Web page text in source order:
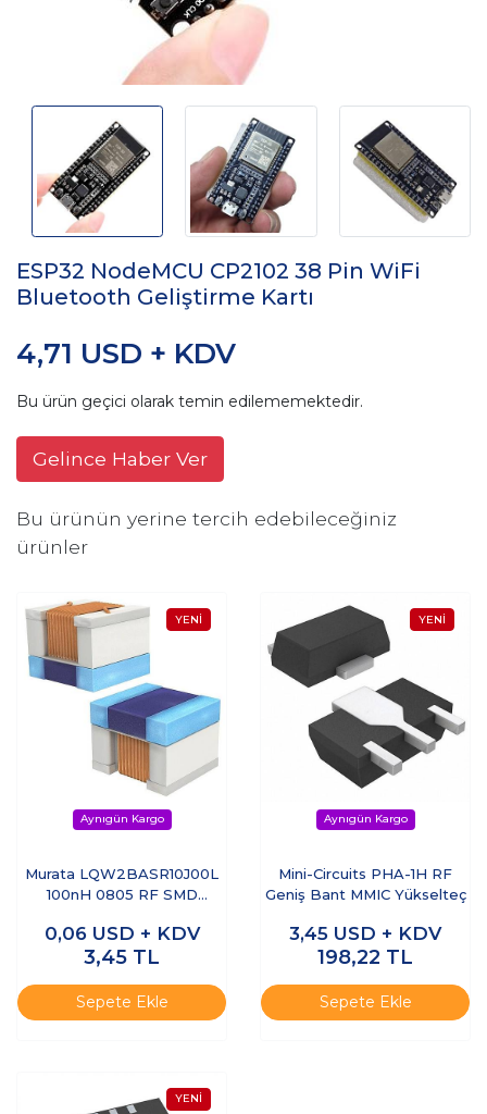
ESP32 NodeMCU CP2102 38 Pin WiFi
Bluetooth Geliştirme Kartı
4,71 USD + KDV
Bu ürün geçici olarak temin edilememektedir.
Gelince Haber Ver
Bu ürünün yerine tercih edebileceğiniz
ürünler
Murata LQW2BASR10J00L
100nH 0805 RF SMD
0,06 USD + KDV
3,45 TL
Sepete Ekle
Mini-Circuits PHA-1H RF
Geniş Bant MMIC Yükselteç
3,45 USD + KDV
198,22 TL
Sepete Ekle